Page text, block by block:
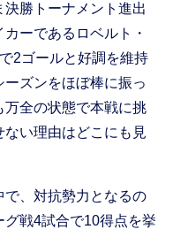
勝トーナメント進出
ーであるロベルト・
2ゴールと好調を維持
ズンをほぼ棒に振っ
全の状態で本戦に挑
い理由はどこにも見
、対抗勢力となるの
戦4試合で10得点を挙